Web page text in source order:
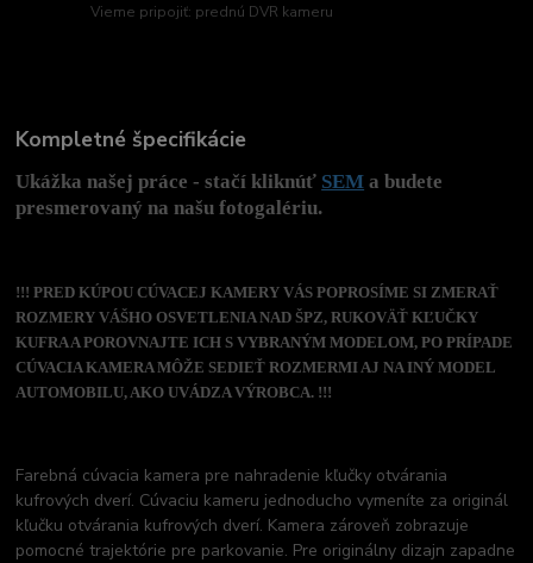
Vieme pripojiť: prednú DVR kameru
Kompletné špecifikácie
Ukážka našej práce - stačí kliknúť SEM a budete
presmerovaný na našu fotogalériu.
!!! PRED KÚPOU CÚVACEJ KAMERY VÁS POPROSÍME SI ZMERAŤ
ROZMERY VÁŠHO OSVETLENIA NAD ŠPZ, RUKOVÄŤ KĽUČKY
KUFRA A POROVNAJTE ICH S VYBRANÝM MODELOM, PO PRÍPADE
CÚVACIA KAMERA MÔŽE SEDIEŤ ROZMERMI AJ NA INÝ MODEL
AUTOMOBILU, AKO UVÁDZA VÝROBCA. !!!
Farebná cúvacia kamera pre nahradenie kľučky otvárania
kufrových dverí. Cúvaciu kameru jednoducho vymeníte za originál
kľučku otvárania kufrových dverí. Kamera zároveň zobrazuje
pomocné trajektórie pre parkovanie. Pre originálny dizajn zapadne